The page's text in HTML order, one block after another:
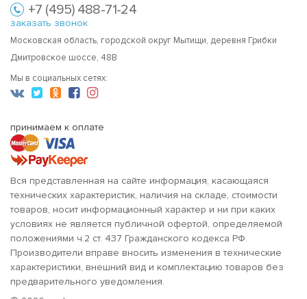
+7 (495) 488-71-24
заказать звонок
Московская область, городской округ Мытищи, деревня Грибки
Дмитровское шоссе, 48В
Мы в социальных сетях:
принимаем к оплате
Вся представленная на сайте информация, касающаяся
технических характеристик, наличия на складе, стоимости
товаров, носит информационный характер и ни при каких
условиях не является публичной офертой, определяемой
положениями ч.2 ст. 437 Гражданского кодекса РФ.
Производители вправе вносить изменения в технические
характеристики, внешний вид и комплектацию товаров без
предварительного уведомления.